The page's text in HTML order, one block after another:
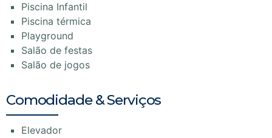
Piscina Infantil
Piscina térmica
Playground
Salão de festas
Salão de jogos
Comodidade & Serviços
Elevador